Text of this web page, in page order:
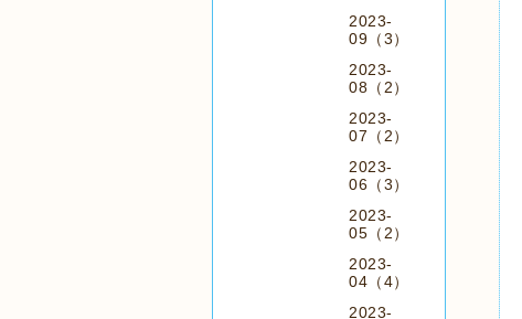
2023-
09（3）
2023-
08（2）
2023-
07（2）
2023-
06（3）
2023-
05（2）
2023-
04（4）
2023-